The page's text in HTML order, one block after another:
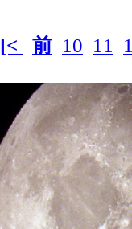
[< 前 10 11